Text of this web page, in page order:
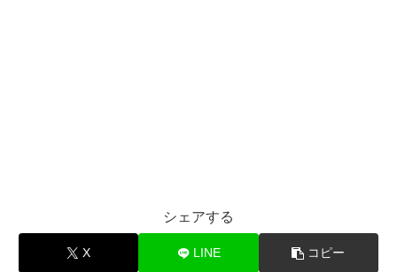
シェアする
X LINE コピー